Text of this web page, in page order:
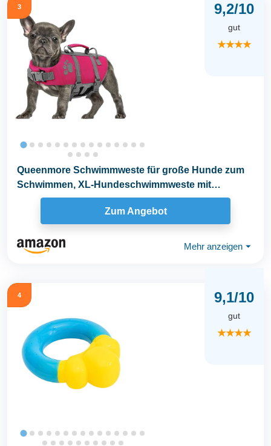
3 9,2/10
gut
★★★★
Queenmore Schwimmweste für große Hunde zum
Schwimmen, XL-Hundeschwimmweste mit
Hoook/Griff...
Zum Angebot
Mehr anzeigen ⏷
4 9,1/10
gut
★★★★